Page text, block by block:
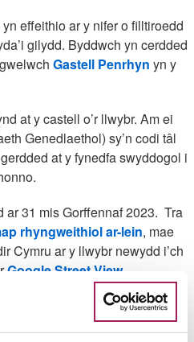
effeithio ar y nifer o filltiroedd
gilydd. Byddwch yn cerdded
Gastell Penrhyn yn y
at y castell o’r llwybr. Am ei
Genedlaethol) sy’n codi tâl
at y fynedfa swyddogol i
ar 31 mis Gorffennaf 2023. Tra
rhyngweithiol ar-lein, mae
Cymru ar y llwybr newydd i’ch
Google Street View